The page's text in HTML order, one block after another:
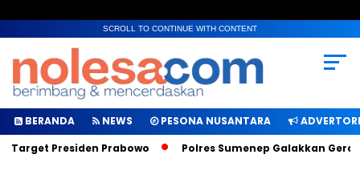
SCROLL TO CONTINUE WITH CONTENT
BERANDA NEWS PESONA NUSANTARA
Presiden Prabowo
Polres Sumenep Galakkan